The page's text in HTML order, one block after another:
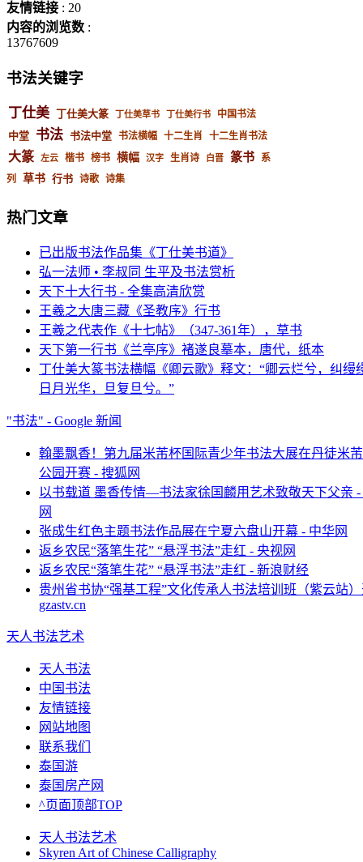
友情链接 : 20
内容的浏览数 :
13767609
书法关键字
丁仕美 丁仕美大篆 丁仕美草书 丁仕美行书 中国书法
中堂 书法 书法中堂 书法横幅 十二生肖 十二生肖书法
大篆 左云 楷书 榜书 横幅 汉字 生肖诗 白晋 篆书 系
列
草书 行书 诗歌 诗集
热门文章
已出版书法作品集《丁仕美书道》
弘一法师 • 李叔同 生平及书法赏析
天下十大行书 - 全集高清欣赏
王羲之大唐三藏《圣教序》行书
王羲之代表作《十七帖》（347-361年），草书
天下第一行书《兰亭序》褚遂良摹本，唐代，纸本
丁仕美大篆书法横幅《卿云歌》释文：“卿云烂兮，纠缦
日月光华，旦复旦兮。”
"书法" - Google 新闻
翰墨飘香！第九届米芾杯国际青少年书法大展在丹徒米
公园开赛 - 搜狐网
以书载道 墨香传情—书法家徐国麟用艺术致敬天下父亲 -
网
张成生红色主题书法作品展在宁夏六盘山开幕 - 中华网
返乡农民“落笔生花” “悬浮书法”走红 - 央视网
返乡农民“落笔生花” “悬浮书法”走红 - 新浪财经
贵州省书协“强基工程”文化传承人书法培训班（紫云站
gzastv.cn
天人书法艺术
天人书法
中国书法
友情链接
网站地图
联系我们
泰国游
泰国房产网
^页面顶部TOP
天人书法艺术
Skyren Art of Chinese Calligraphy